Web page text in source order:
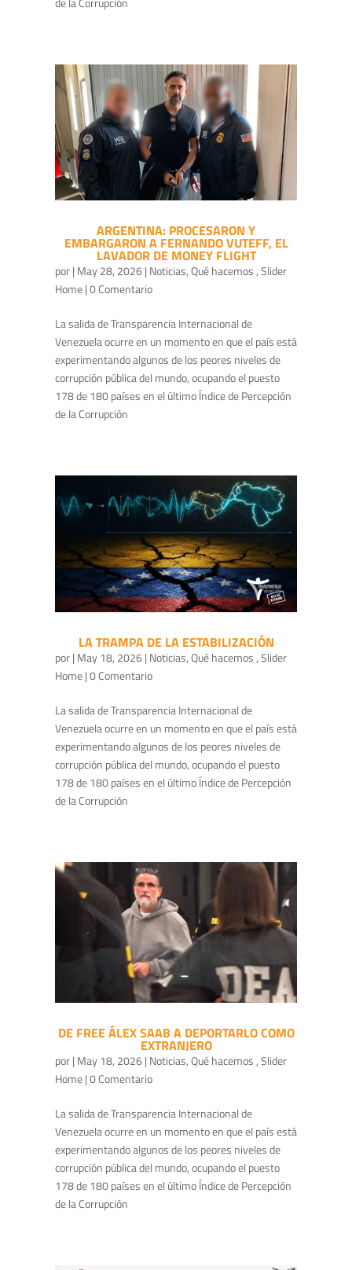
ARGENTINA: PROCESARON Y
EMBARGARON A FERNANDO VUTEFF, EL
LAVADOR DE MONEY FLIGHT
por| May 28, 2026| Noticias,Qué hacemos,Slider
Home| 0 Comentario
La salida de Transparencia Internacional de
Venezuela ocurre en un momento en que el país está
experimentando algunos de los peores niveles de
corrupción pública del mundo, ocupando el puesto
178 de 180 países en el último Índice de Percepción
de la Corrupción
LA TRAMPA DE LA ESTABILIZACIÓN
por| May 18, 2026| Noticias,Qué hacemos ,Slider
Home| 0 Comentario
La salida de Transparencia Internacional de
Venezuela ocurre en un momento en que el país está
experimentando algunos de los peores niveles de
corrupción pública del mundo, ocupando el puesto
178 de 180 países en el último Índice de Percepción
de la Corrupción
DE FREE ÁLEX SAAB A DEPORTARLO COMO
EXTRANJERO
por| May 18, 2026| Noticias,Qué hacemos ,Slider
Home| 0 Comentario
La salida de Transparencia Internacional de
Venezuela ocurre en un momento en que el país está
experimentando algunos de los peores niveles de
corrupción pública del mundo, ocupando el puesto
178 de 180 países en el último Índice de Percepción
de la Corrupción